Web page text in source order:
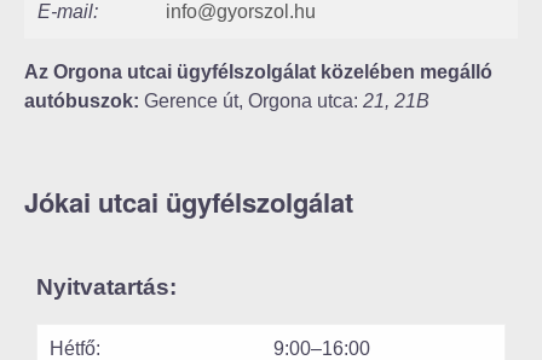
E-mail: info@gyorszol.hu
Az Orgona utcai ügyfélszolgálat közelében megálló
autóbuszok: Gerence út, Orgona utca: 21, 21B
Jókai utcai ügyfélszolgálat
Nyitvatartás:
Hétfő: 9:00–16:00